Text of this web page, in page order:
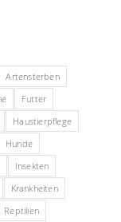
Artensterben
Futter
Haustierpflege
Hunde
Insekten
Krankheiten
Reptilien